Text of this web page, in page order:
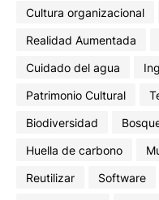
Cultura organizacional
Realidad Aumentada
Cuidado del agua
Patrimonio Cultural
Biodiversidad
Huella de carbono
Reutilizar
Software